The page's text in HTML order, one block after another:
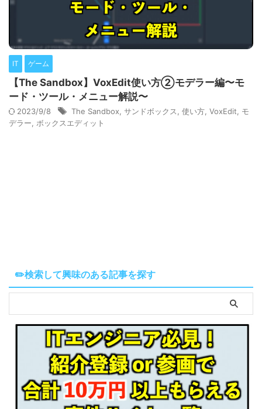
IT ゲーム
【The Sandbox】VoxEdit使い方②モデラー編〜モ
ード・ツール・メニュー解説〜
2023/9/8 The Sandbox サンドボックス 使い方 VoxEdit
モ
デラー
ボックスエディット
✏️検索して興味のある記事を探す